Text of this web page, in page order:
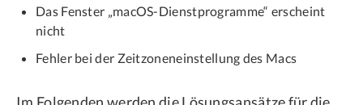
Das Fenster „macOS-Dienstprogramme“ erscheint
nicht
Fehler bei der Zeitzoneneinstellung des Macs